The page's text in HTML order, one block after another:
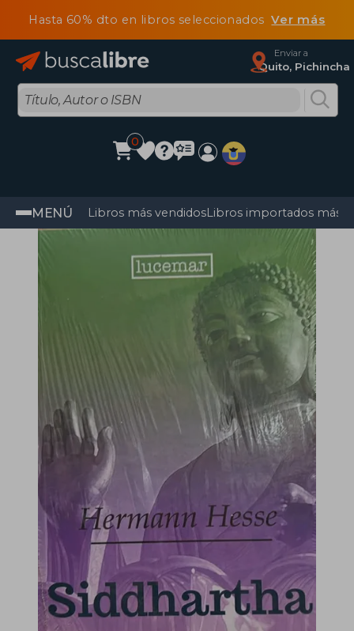
Hasta 60% dto en libros seleccionadosVer más
Enviar a
Quito, Pichincha
0
MENÚ Libros más vendidosLibros importados más